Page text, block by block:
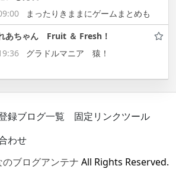
まったりきままにゲームまとめも
あちゃん Fruit ＆ Fresh！
グラドルマニア 猿！
録ブログ一覧
固定リンクツール
わせ
のブログアンテナ All Rights Reserved.